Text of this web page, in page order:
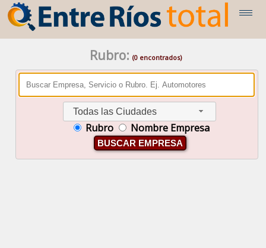
Rubro: (0 encontrados)
Todas las Ciudades
Rubro Nombre Empresa
BUSCAR EMPRESA